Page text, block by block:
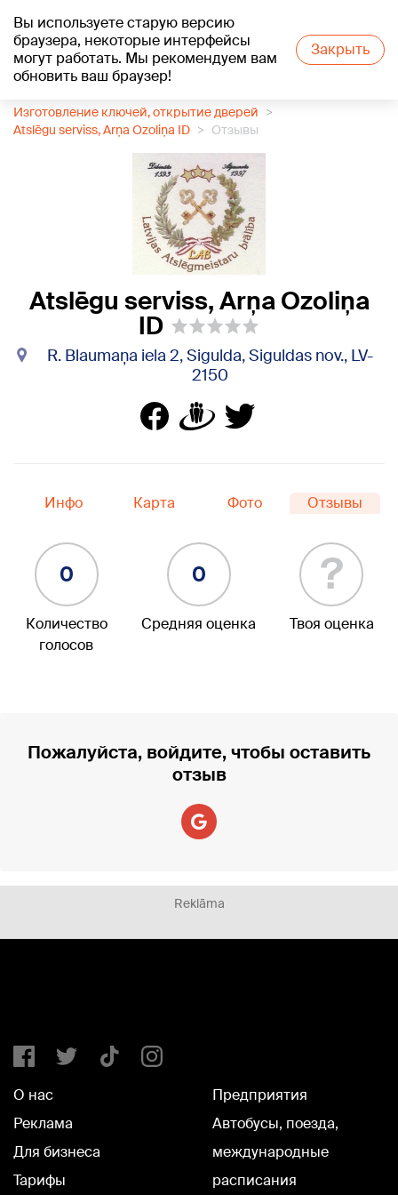
Вы используете старую версию
браузера, некоторые интерфейсы
могут работать. Мы рекомендуем вам
обновить ваш браузер!
Закрыть
+17°C
Изготовление ключей, открытие дверей
Atslēgu serviss, Arņa Ozoliņa ID
Отзывы
Atslēgu serviss, Arņa Ozoliņa
ID
R. Blaumaņa iela 2, Sigulda, Siguldas nov., LV-
2150
Инфо Карта Фото Отзывы
0
Количество
голосов
0
Средняя оценка
?
Твоя оценка
Пожалуйста, войдите, чтобы оставить
отзыв
Reklāma
О нас
Реклама
Для бизнеса
Тарифы
Предприятия
Автобусы, поезда,
международные
расписания